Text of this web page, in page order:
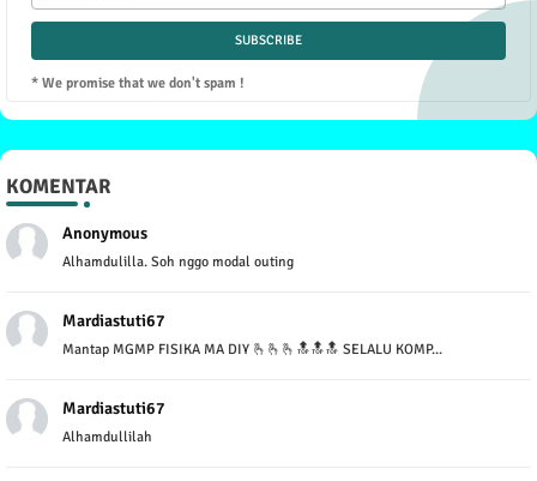
* We promise that we don't spam !
KOMENTAR
Anonymous
Alhamdulilla. Soh nggo modal outing
Mardiastuti67
Mantap MGMP FISIKA MA DIY 🫰🫰🫰🔝🔝🔝 SELALU KOMP...
Mardiastuti67
Alhamdullilah